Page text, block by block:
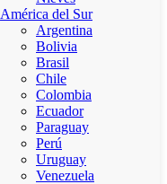
América del Sur
Argentina
Bolivia
Brasil
Chile
Colombia
Ecuador
Paraguay
Perú
Uruguay
Venezuela